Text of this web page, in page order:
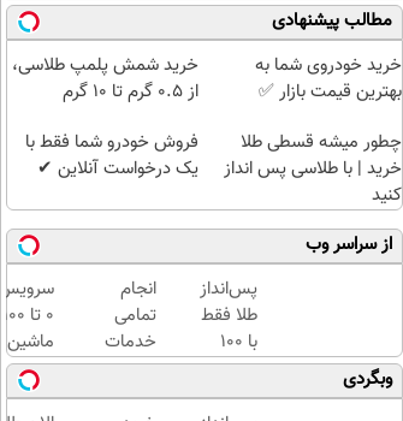
مطالب پیشنهادی
خرید خودروی شما به
بهترین قیمت بازار ✅
خرید شمش پلمپ طلاسی،
از ۰.۵ گرم تا ۱۰ گرم
چطور میشه قسطی طلا
خرید | با طلاسی پس انداز
کنید
فروش خودرو شما فقط با
یک درخواست آنلاین ✔
از سراسر وب
پس‌انداز
طلا فقط
با ۱۰۰
هزارتومان
(امن و
انجام
تمامی
خدمات
خودرویی
در محل
0 تا 100
ماشین
با یدک
دات
وبگردی